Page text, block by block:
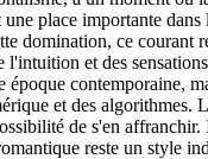
place importante dans
domination, ce courant
l'intuition et des
époque contemporaine,
et des algorithmes.
de s'en affranchir.
reste un style